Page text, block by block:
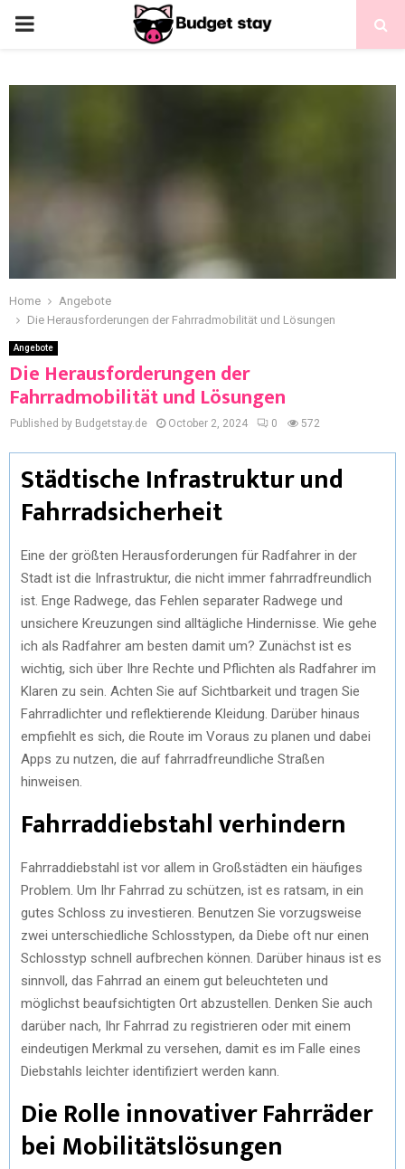
Home
Angebote
Die Herausforderungen der Fahrradmobilität und Lösungen
Angebote
Die Herausforderungen der
Fahrradmobilität und Lösungen
Published by Budgetstay.de October 2, 2024 0 572
Städtische Infrastruktur und
Fahrradsicherheit
Eine der größten Herausforderungen für Radfahrer in der
Stadt ist die Infrastruktur, die nicht immer fahrradfreundlich
ist. Enge Radwege, das Fehlen separater Radwege und
unsichere Kreuzungen sind alltägliche Hindernisse. Wie gehe
ich als Radfahrer am besten damit um? Zunächst ist es
wichtig, sich über Ihre Rechte und Pflichten als Radfahrer im
Klaren zu sein. Achten Sie auf Sichtbarkeit und tragen Sie
Fahrradlichter und reflektierende Kleidung. Darüber hinaus
empfiehlt es sich, die Route im Voraus zu planen und dabei
Apps zu nutzen, die auf fahrradfreundliche Straßen
hinweisen.
Fahrraddiebstahl verhindern
Fahrraddiebstahl ist vor allem in Großstädten ein häufiges
Problem. Um Ihr Fahrrad zu schützen, ist es ratsam, in ein
gutes Schloss zu investieren. Benutzen Sie vorzugsweise
zwei unterschiedliche Schlosstypen, da Diebe oft nur einen
Schlosstyp schnell aufbrechen können. Darüber hinaus ist es
sinnvoll, das Fahrrad an einem gut beleuchteten und
möglichst beaufsichtigten Ort abzustellen. Denken Sie auch
darüber nach, Ihr Fahrrad zu registrieren oder mit einem
eindeutigen Merkmal zu versehen, damit es im Falle eines
Diebstahls leichter identifiziert werden kann.
Die Rolle innovativer Fahrräder
bei Mobilitätslösungen